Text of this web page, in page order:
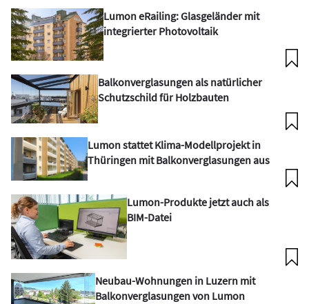
Lumon eRailing: Glasgeländer mit
integrierter Photovoltaik
Balkonverglasungen als natürlicher
Schutzschild für Holzbauten
Lumon stattet Klima-Modellprojekt in
Thüringen mit Balkonverglasungen aus
Lumon-Produkte jetzt auch als
BIM-Datei
Neubau-Wohnungen in Luzern mit
Balkonverglasungen von Lumon